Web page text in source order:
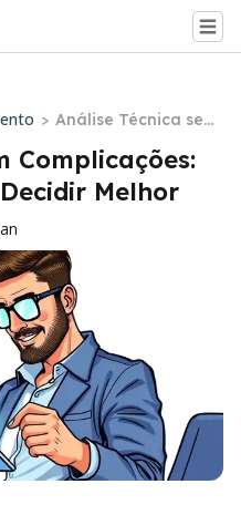
> Análise Técnica sem
Complicações: Ferra
mentas para Decidir
Melhor
Complicações:
Melhor